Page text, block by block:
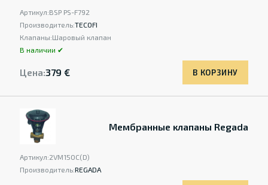
Артикул:BSP PS-F792
Производитель:TECOFI
Клапаны:Шаровый клапан
В наличии ✔
Цена:379 € В КОРЗИНУ
Мембранные клапаны Regada
Артикул:2VM15OC(D)
Производитель:REGADA